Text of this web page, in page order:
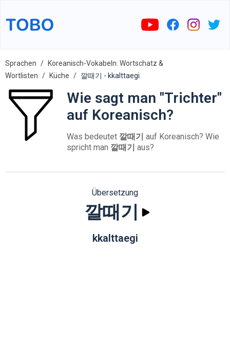
Sprachen
Koreanisch-Vokabeln: Wortschatz &
Wortlisten
Küche 깔때기 - kkalttaegi
Wie sagt man "Trichter"
auf Koreanisch?
Was bedeutet 깔때기 auf Koreanisch? Wie
spricht man 깔때기 aus?
Übersetzung
깔때기
kkalttaegi